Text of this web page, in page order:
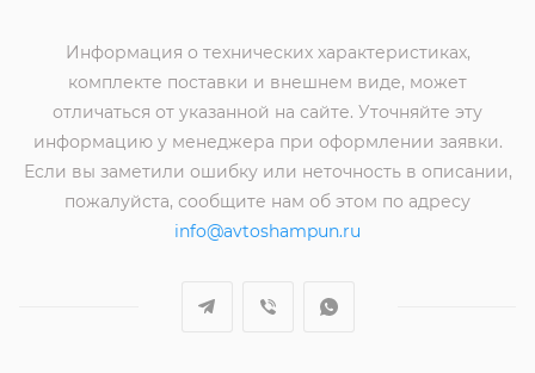
Информация о технических характеристиках,
комплекте поставки и внешнем виде, может
отличаться от указанной на сайте. Уточняйте эту
информацию у менеджера при оформлении заявки.
Если вы заметили ошибку или неточность в описании,
пожалуйста, сообщите нам об этом по адресу
info@avtoshampun.ru